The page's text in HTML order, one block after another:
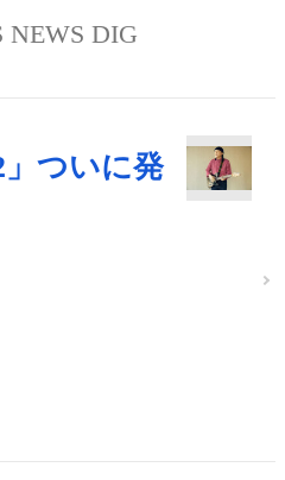
NEWS DIG
ついに発